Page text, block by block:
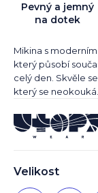
Velikost
Mikina s
který působí
celý den. Skvěle
který se neokouká.
Pevný a jemný
na dotek